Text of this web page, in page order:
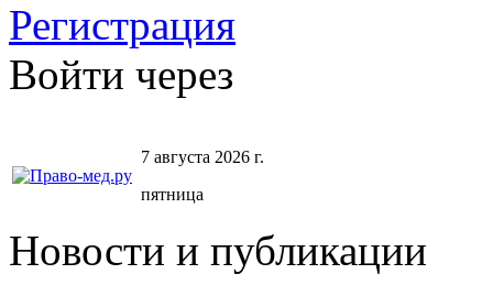
Регистрация
Войти через
7 августа 2026 г.
пятница
Новости и публикации